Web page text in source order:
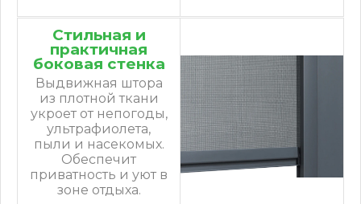
Стильная и
практичная
боковая стенка
Выдвижная штора
из плотной ткани
укроет от непогоды,
ультрафиолета,
пыли и насекомых.
Обеспечит
приватность и уют в
зоне отдыха.